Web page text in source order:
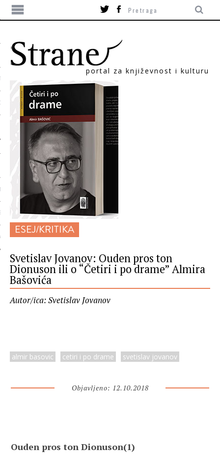
portal za književnost i kulturu
ESEJ/KRITIKA
Svetislav Jovanov: Ouden pros ton
Dionuson ili o “Četiri i po drame” Almira
Bašovića
Autor/ica: Svetislav Jovanov
almir basovic cetiri i po drame svetislav jovanov
Objavljeno: 12.10.2018
Ouden pros ton Dionuson(1)